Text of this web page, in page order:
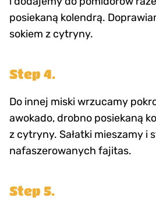
posiekaną kolendrą.
sokiem z cytryny.
Step 4.
Do innej miski wrzucamy
awokado, drobno posiekaną
z cytryny. Sałatki mieszamy i
nafaszerowanych fajitas.
Step 5.